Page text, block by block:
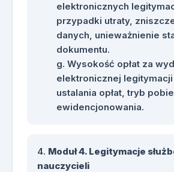
elektronicznych
przypadki utraty,
danych, unieważnienie
dokumentu.
Wysokość opłat za
elektronicznej legitymacji
ustalania opłat, tryb
ewidencjonowania.
Moduł 4. Legitymacje
nauczycieli